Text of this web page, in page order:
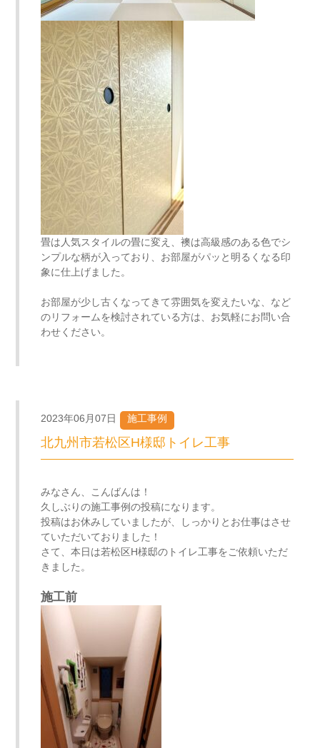
畳は人気スタイルの畳に変え、襖は高級感のある色でシ
ンプルな柄が入っており、お部屋がパッと明るくなる印
象に仕上げました。
お部屋が少し古くなってきて雰囲気を変えたいな、など
のリフォームを検討されている方は、お気軽にお問い合
わせください。
2023年06月07日 施工事例
北九州市若松区H様邸トイレ工事
みなさん、こんばんは！
久しぶりの施工事例の投稿になります。
投稿はお休みしていましたが、しっかりとお仕事はさせ
ていただいておりました！
さて、本日は若松区H様邸のトイレ工事をご依頼いただ
きました。
施工前